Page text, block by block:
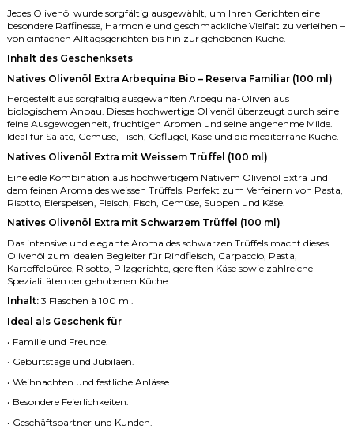
Jedes Olivenöl wurde sorgfältig ausgewählt, um Ihren Gerichten eine
besondere Raffinesse, Harmonie und geschmackliche Vielfalt zu verleihen –
von einfachen Alltagsgerichten bis hin zur gehobenen Küche.
Inhalt des Geschenksets
Natives Olivenöl Extra Arbequina Bio – Reserva Familiar (100 ml)
Hergestellt aus sorgfältig ausgewählten Arbequina-Oliven aus
biologischem Anbau. Dieses hochwertige Olivenöl überzeugt durch seine
feine Ausgewogenheit, fruchtigen Aromen und seine angenehme Milde.
Ideal für Salate, Gemüse, Fisch, Geflügel, Käse und die mediterrane Küche.
Natives Olivenöl Extra mit Weissem Trüffel (100 ml)
Eine edle Kombination aus hochwertigem Nativem Olivenöl Extra und
dem feinen Aroma des weissen Trüffels. Perfekt zum Verfeinern von Pasta,
Risotto, Eierspeisen, Fleisch, Fisch, Gemüse, Suppen und Käse.
Natives Olivenöl Extra mit Schwarzem Trüffel (100 ml)
Das intensive und elegante Aroma des schwarzen Trüffels macht dieses
Olivenöl zum idealen Begleiter für Rindfleisch, Carpaccio, Pasta,
Kartoffelpüree, Risotto, Pilzgerichte, gereiften Käse sowie zahlreiche
Spezialitäten der gehobenen Küche.
Inhalt: 3 Flaschen à 100 ml.
Ideal als Geschenk für
• Familie und Freunde.
• Geburtstage und Jubiläen.
• Weihnachten und festliche Anlässe.
• Besondere Feierlichkeiten.
• Geschäftspartner und Kunden.